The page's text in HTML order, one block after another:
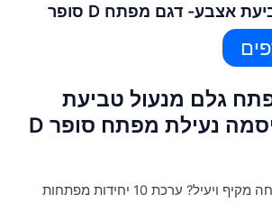
מפתח גלם מנעול טביעת
אצבע קוד סיסמה נעילת מפתח סופר D
מחפשים פתרון אבטחה מקיף ויעיל? ערכת 10 יחידות מפתחות